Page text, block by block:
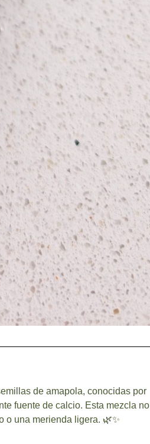
de amapola, conocidas por
fuente de calcio. Esta mezcla no
o una merienda ligera. 🌿✨